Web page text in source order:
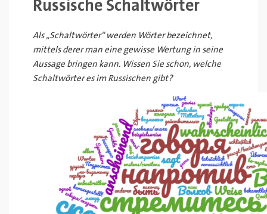
Russische Schaltwörter
Als „Schaltwörter“ werden Wörter bezeichnet,
mittels derer man eine gewisse Wertung in seine
Aussage bringen kann. Wissen Sie schon, welche
Schaltwörter es im Russischen gibt?